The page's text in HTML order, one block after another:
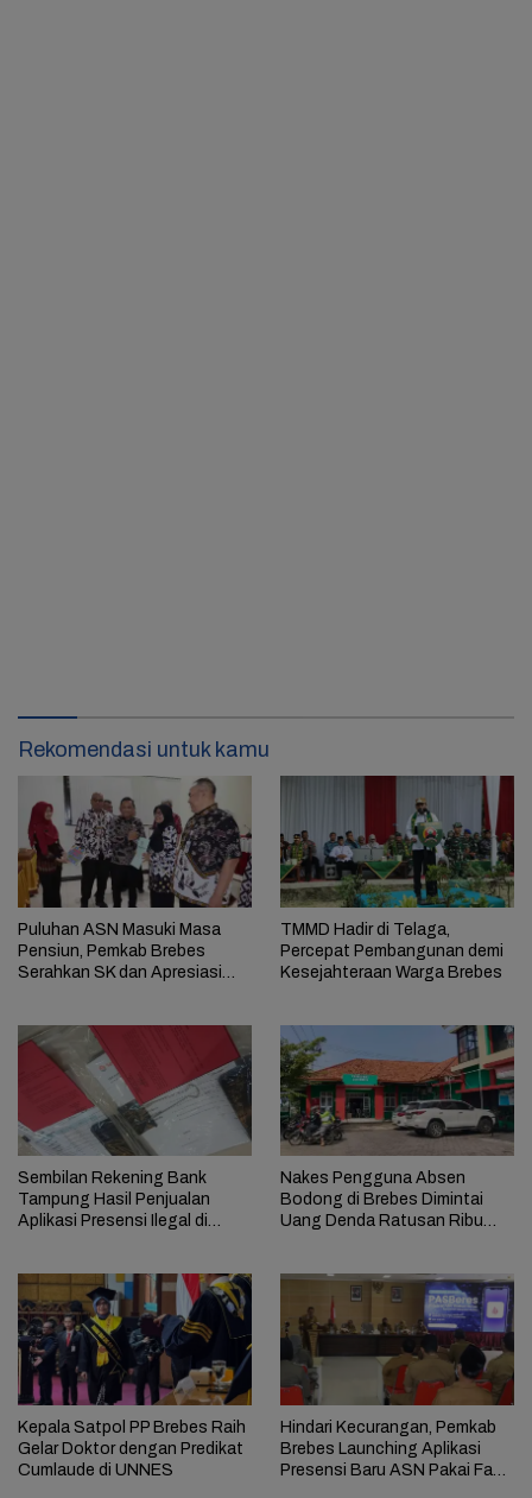
Rekomendasi untuk kamu
Puluhan ASN Masuki Masa
Pensiun, Pemkab Brebes
Serahkan SK dan Apresiasi
TMMD Hadir di Telaga,
Percepat Pembangunan demi
Kesejahteraan Warga Brebes
Sembilan Rekening Bank
Tampung Hasil Penjualan
Aplikasi Presensi Ilegal di
Nakes Pengguna Absen
Bodong di Brebes Dimintai
Uang Denda Ratusan Ribu
Kepala Satpol PP Brebes Raih
Gelar Doktor dengan Predikat
Cumlaude di UNNES
Hindari Kecurangan, Pemkab
Brebes Launching Aplikasi
Presensi Baru ASN Pakai Face